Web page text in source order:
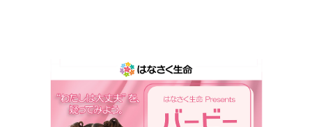
イベント・グッズ
YouTube
会社情報